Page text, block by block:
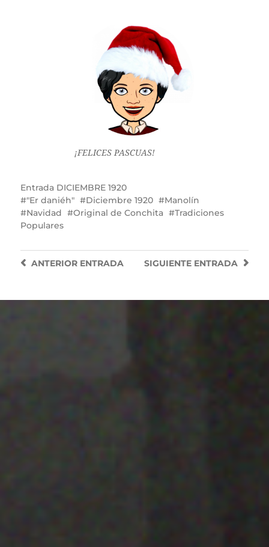
¡FELICES PASCUAS!
Entrada DICIEMBRE 1920
"Er daniéh"
Diciembre 1920
Manolín
Navidad
Original de Conchita
Tradiciones
Populares
SIGUIENTE ENTRADA
ANTERIORENTRADA